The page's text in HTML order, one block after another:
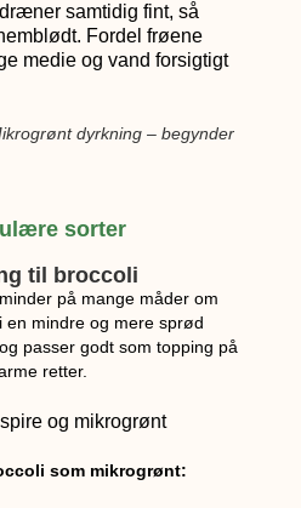
samtidig fint, så
Fordel frøene
medie og vand forsigtigt
dyrkning – begynder
sorter
til broccoli
på mange måder om
en mindre og mere sprød
passer godt som topping på
retter.
som mikrogrønt: